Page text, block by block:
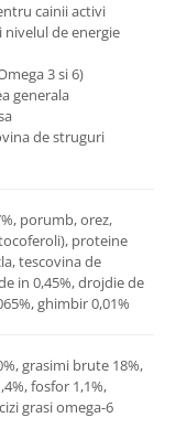
cainii activi
de energie
3 si 6)
generala
de struguri
porumb, orez,
proteine
tescovina de
in 0,45%, drojdie de
ghimbir 0,01%
grasimi brute 18%,
fosfor 1,1%,
grasi omega-6